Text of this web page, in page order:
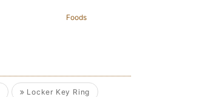
Foods
Locker Key Ring